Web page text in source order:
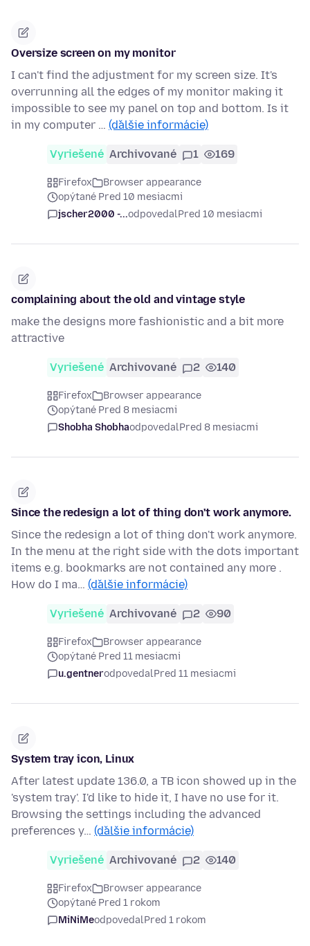
Oversize screen on my monitor
I can't find the adjustment for my screen size. It's
overrunning all the edges of my monitor making it
impossible to see my panel on top and bottom. Is it
in my computer … (ďalšie informácie)
Vyriešené Archivované 1 169
Firefox
Browser appearance
opýtané Pred 10 mesiacmi
jscher2000 -...odpovedalPred 10 mesiacmi
complaining about the old and vintage style
make the designs more fashionistic and a bit more
attractive
Vyriešené Archivované 2 140
Firefox
Browser appearance
opýtané Pred 8 mesiacmi
Shobha ShobhaodpovedalPred 8 mesiacmi
Since the redesign a lot of thing don't work anymore.
Since the redesign a lot of thing don't work anymore.
In the menu at the right side with the dots important
items e.g. bookmarks are not contained any more .
How do I ma… (ďalšie informácie)
Vyriešené Archivované 2 90
Firefox
Browser appearance
opýtané Pred 11 mesiacmi
u.gentnerodpovedalPred 11 mesiacmi
System tray icon, Linux
After latest update 136.0, a TB icon showed up in the
'system tray'. I'd like to hide it, I have no use for it.
Browsing the settings including the advanced
preferences y… (ďalšie informácie)
Vyriešené Archivované 2 140
Firefox
Browser appearance
opýtané Pred 1 rokom
MiNiMeodpovedalPred 1 rokom